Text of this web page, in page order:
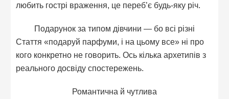
любить гострі враження, це переб’є будь-яку річ.
Подарунок за типом дівчини — бо всі різні
Стаття «подаруй парфуми, і на цьому все» ні про
кого конкретно не говорить. Ось кілька архетипів з
реального досвіду спостережень.
Романтична й чутлива